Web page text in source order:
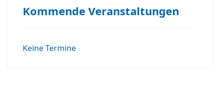
Kommende Veranstaltungen
Keine Termine